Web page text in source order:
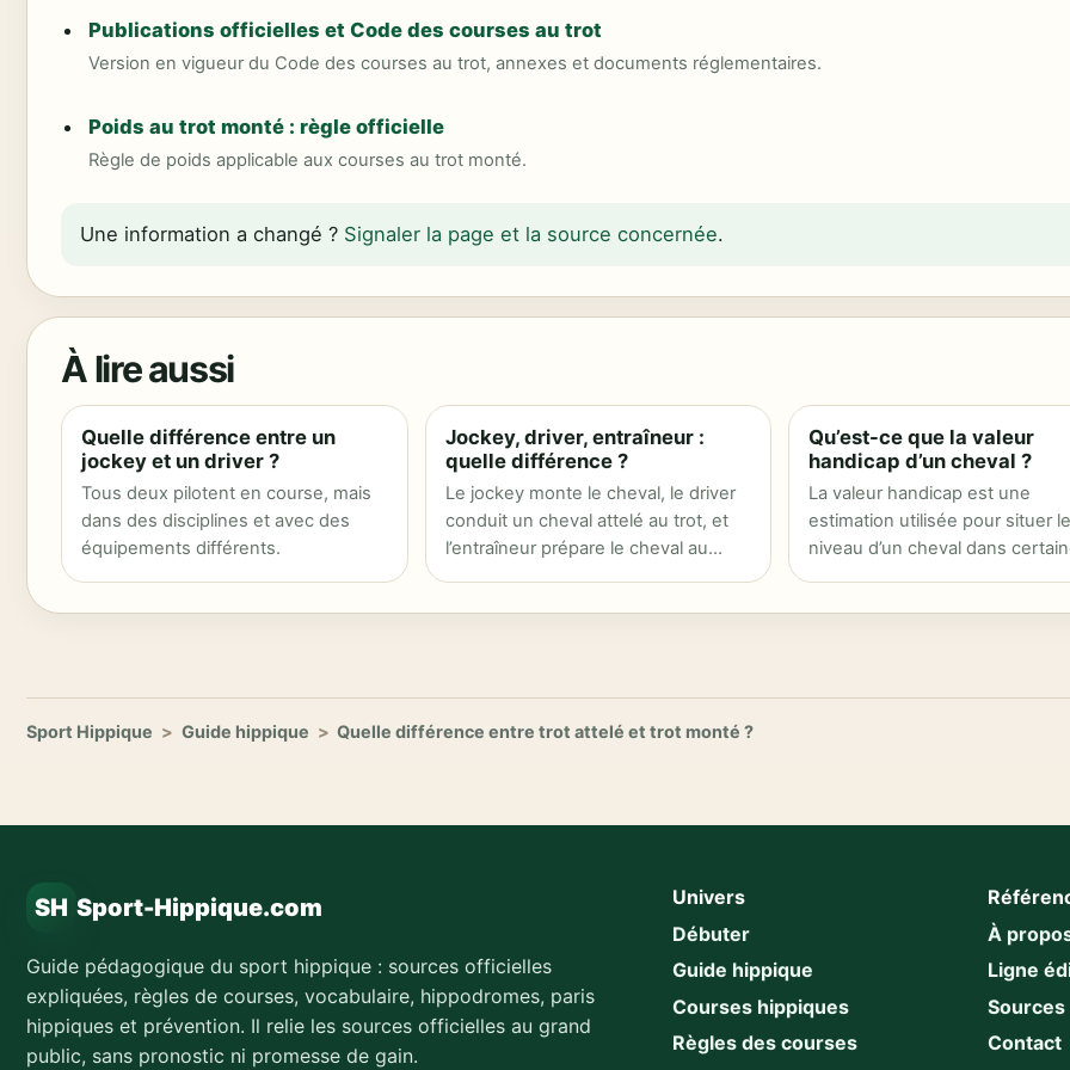
Publications officielles et Code des courses au trot
Version en vigueur du Code des courses au trot, annexes et documents réglementaires.
Poids au trot monté : règle officielle
Règle de poids applicable aux courses au trot monté.
Une information a changé ? Signaler la page et la source concernée.
À lire aussi
Quelle différence entre un
jockey et un driver ?
Tous deux pilotent en course, mais
dans des disciplines et avec des
équipements différents.
Jockey, driver, entraîneur :
quelle différence ?
Le jockey monte le cheval, le driver
conduit un cheval attelé au trot, et
l’entraîneur prépare le cheval au…
Qu’est-ce que la valeur
handicap d’un cheval ?
La valeur handicap est une
estimation utilisée pour situer le
niveau d’un cheval dans
Sport Hippique > Guide hippique > Quelle différence entre trot attelé et trot monté ?
SH Sport-Hippique.com
Guide pédagogique du sport hippique : sources officielles
expliquées, règles de courses, vocabulaire, hippodromes, paris
hippiques et prévention. Il relie les sources officielles au grand
public, sans pronostic ni promesse de gain.
Univers
Débuter
Guide hippique
Courses hippiques
Règles des courses
À
Ligne
Sources
Contact